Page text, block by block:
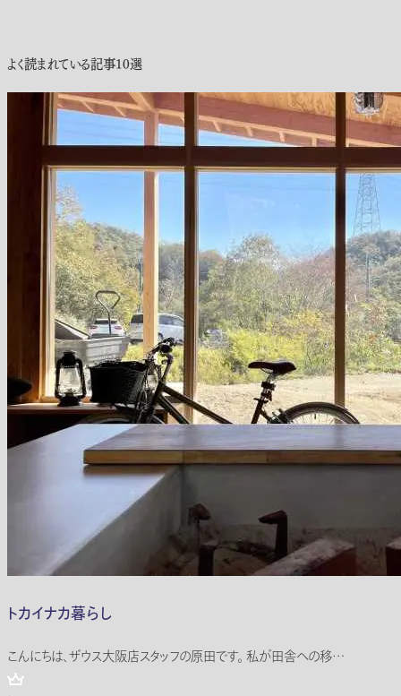
よく読まれている記事10選
トカイナカ暮らし
こんにちは、ザウス大阪店スタッフの原田です。 私が田舎への移…